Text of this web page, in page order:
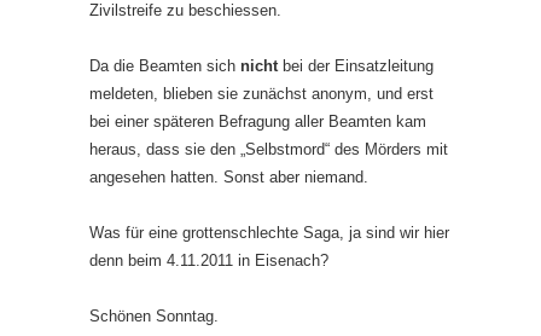
Zivilstreife zu beschiessen.
Da die Beamten sich nichtbei der Einsatzleitung
meldeten, blieben sie zunächst anonym, und erst
bei einer späteren Befragung aller Beamten kam
heraus, dass sie den „Selbstmord“ des Mörders mit
angesehen hatten. Sonst aber niemand.
Was für eine grottenschlechte Saga, ja sind wir hier
denn beim 4.11.2011 in Eisenach?
Schönen Sonntag.